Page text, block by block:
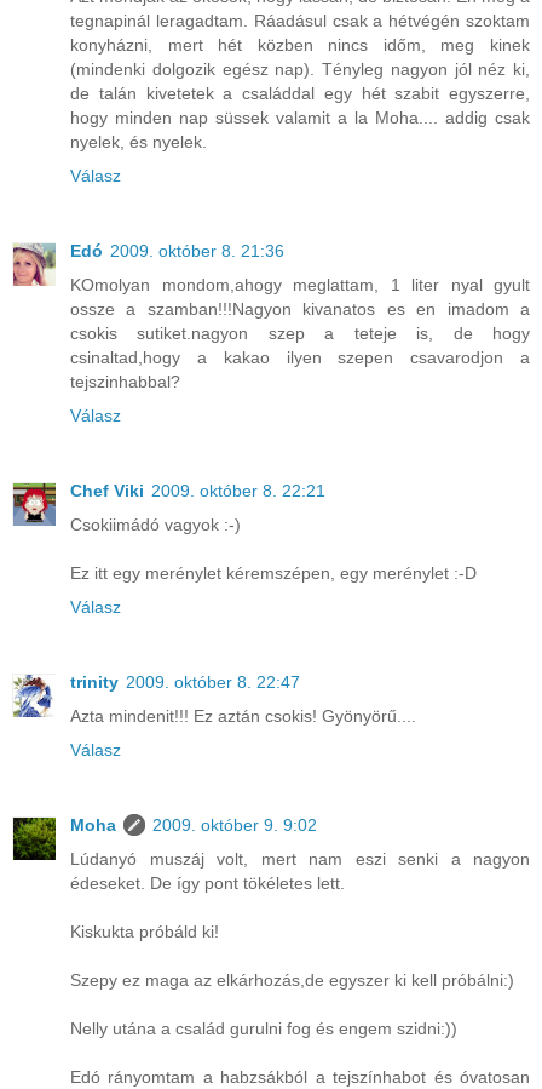
tegnapinál leragadtam. Ráadásul csak a hétvégén szoktam
konyházni, mert hét közben nincs időm, meg kinek
(mindenki dolgozik egész nap). Tényleg nagyon jól néz ki,
de talán kivetetek a családdal egy hét szabit egyszerre,
hogy minden nap süssek valamit a la Moha.... addig csak
nyelek, és nyelek.
Válasz
Edó 2009. október 8. 21:36
KOmolyan mondom,ahogy meglattam, 1 liter nyal gyult
ossze a szamban!!!Nagyon kivanatos es en imadom a
csokis sutiket.nagyon szep a teteje is, de hogy
csinaltad,hogy a kakao ilyen szepen csavarodjon a
tejszinhabbal?
Válasz
Chef Viki 2009. október 8. 22:21
Csokiimádó vagyok :-)
Ez itt egy merénylet kéremszépen, egy merénylet :-D
Válasz
trinity 2009. október 8. 22:47
Azta mindenit!!! Ez aztán csokis! Gyönyörű....
Válasz
Moha
2009. október 9. 9:02
Lúdanyó muszáj volt, mert nam eszi senki a nagyon
édeseket. De így pont tökéletes lett.
Kiskukta próbáld ki!
Szepy ez maga az elkárhozás,de egyszer ki kell próbálni:)
Nelly utána a család gurulni fog és engem szidni:))
Edó rányomtam a habzsákból a tejszínhabot és óvatosan